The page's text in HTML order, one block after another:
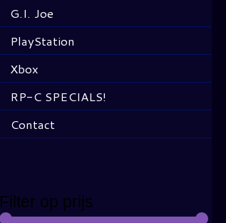
G.I. Joe
PlayStation
Xbox
RP-C SPECIALS!
Contact
Filter op prijs